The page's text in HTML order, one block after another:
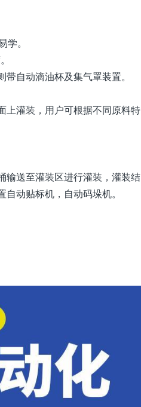
。
自动滴油杯及集气罩装置。
上灌装，用户可根据不同原料特
输送至灌装区进行灌装，灌装结
动贴标机，自动码垛机。